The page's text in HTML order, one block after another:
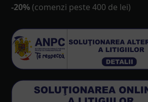
-20% (comenzi peste 400 de lei)